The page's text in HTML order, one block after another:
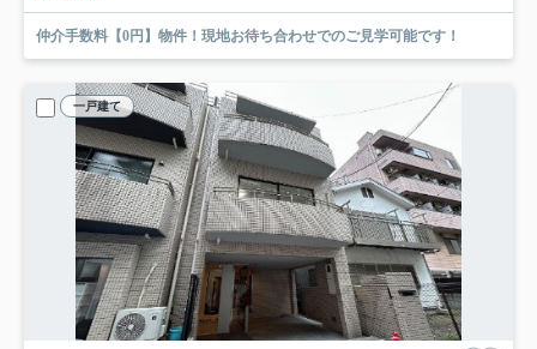
仲介手数料【0円】物件！現地お待ち合わせでのご見学可能です！
一戸建て